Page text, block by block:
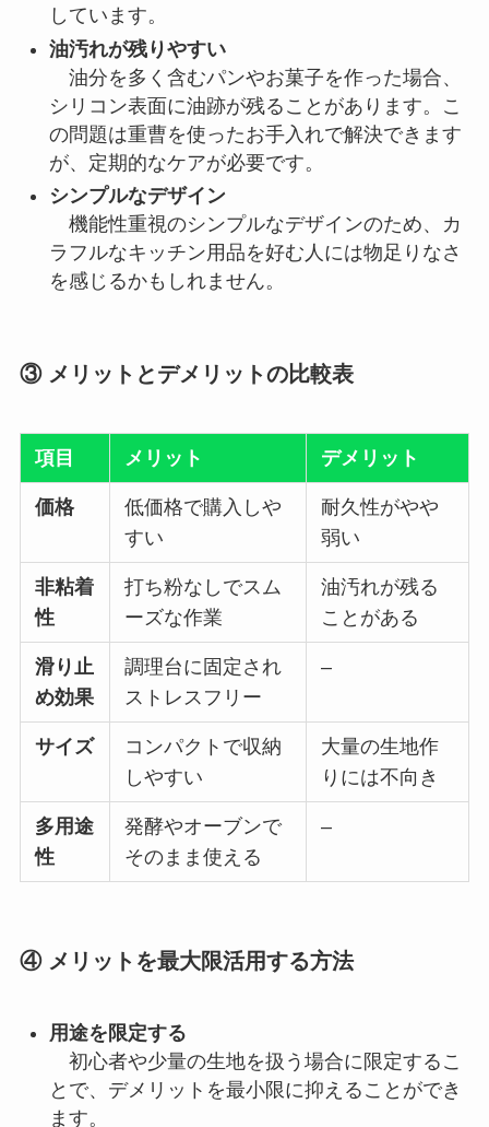
しています。
油汚れが残りやすい
油分を多く含むパンやお菓子を作った場合、
シリコン表面に油跡が残ることがあります。こ
の問題は重曹を使ったお手入れで解決できます
が、定期的なケアが必要です。
シンプルなデザイン
機能性重視のシンプルなデザインのため、カ
ラフルなキッチン用品を好む人には物足りなさ
を感じるかもしれません。
③ メリットとデメリットの比較表
項目 メリット デメリット
価格
低価格で購入しや
すい
耐久性がやや
弱い
非粘着
性
打ち粉なしでスム
ーズな作業
油汚れが残る
ことがある
滑り止
め効果
調理台に固定され
ストレスフリー
–
サイズ
コンパクトで収納
しやすい
大量の生地作
りには不向き
多用途
性
発酵やオーブンで
そのまま使える
–
④ メリットを最大限活用する方法
用途を限定する
初心者や少量の生地を扱う場合に限定するこ
とで、デメリットを最小限に抑えることができ
ます。